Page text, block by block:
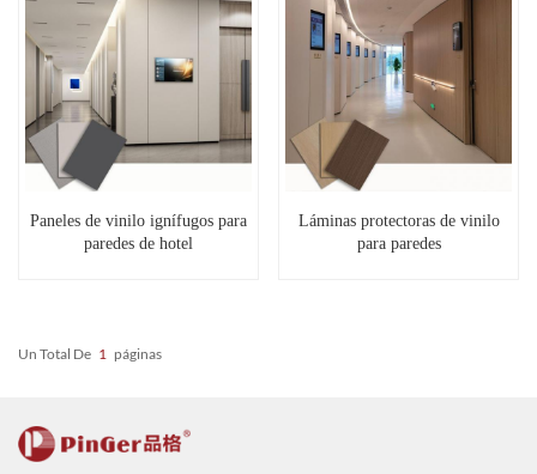
Paneles de vinilo ignífugos para
paredes de hotel
Láminas protectoras de vinilo
para paredes
Un Total De 1 Páginas